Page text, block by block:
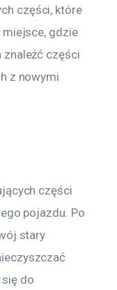
części, które
gdzie
znaleźć części
z nowymi
części
pojazdu. Po
stary
do